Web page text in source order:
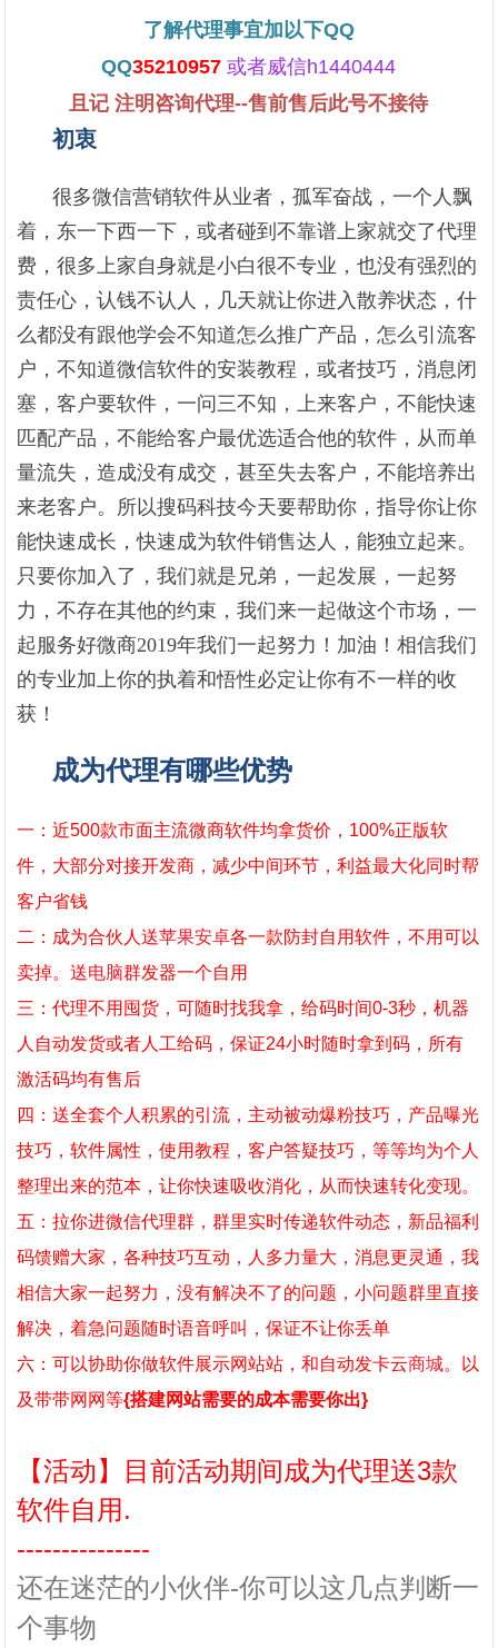
了解代理事宜加以下QQ
QQ35210957或者威信h1440444
且记 注明咨询代理--售前售后此号不接待
初衷
很多微信营销软件从业者，孤军奋战，一个人飘
着，东一下西一下，或者碰到不靠谱上家就交了代理
费，很多上家自身就是小白很不专业，也没有强烈的
责任心，认钱不认人，几天就让你进入散养状态，什
么都没有跟他学会不知道怎么推广产品，怎么引流客
户，不知道微信软件的安装教程，或者技巧，消息闭
塞，客户要软件，一问三不知，上来客户，不能快速
匹配产品，不能给客户最优选适合他的软件，从而单
量流失，造成没有成交，甚至失去客户，不能培养出
来老客户。所以搜码科技今天要帮助你，指导你让你
能快速成长，快速成为软件销售达人，能独立起来。
只要你加入了，我们就是兄弟，一起发展，一起努
力，不存在其他的约束，我们来一起做这个市场，一
起服务好微商2019年我们一起努力！加油！相信我们
的专业加上你的执着和悟性必定让你有不一样的收
获！
成为代理有哪些优势
一：近500款市面主流微商软件均拿货价，100%正版软
件，大部分对接开发商，减少中间环节，利益最大化同时帮
客户省钱
二：成为合伙人送苹果安卓各一款防封自用软件，不用可以
卖掉。送电脑群发器一个自用
三：代理不用囤货，可随时找我拿，给码时间0-3秒，机器
人自动发货或者人工给码，保证24小时随时拿到码，所有
激活码均有售后
四：送全套个人积累的引流，主动被动爆粉技巧，产品曝光
技巧，软件属性，使用教程，客户答疑技巧，等等均为个人
整理出来的范本，让你快速吸收消化，从而快速转化变现。
五：拉你进微信代理群，群里实时传递软件动态，新品福利
码馈赠大家，各种技巧互动，人多力量大，消息更灵通，我
相信大家一起努力，没有解决不了的问题，小问题群里直接
解决，着急问题随时语音呼叫，保证不让你丢单
六：可以协助你做软件展示网站站，和自动发卡云商城。以
及带带网网等{搭建网站需要的成本需要你出}
【活动】目前活动期间成为代理送3款
软件自用.
---------------
还在迷茫的小伙伴-你可以这几点判断一
个事物